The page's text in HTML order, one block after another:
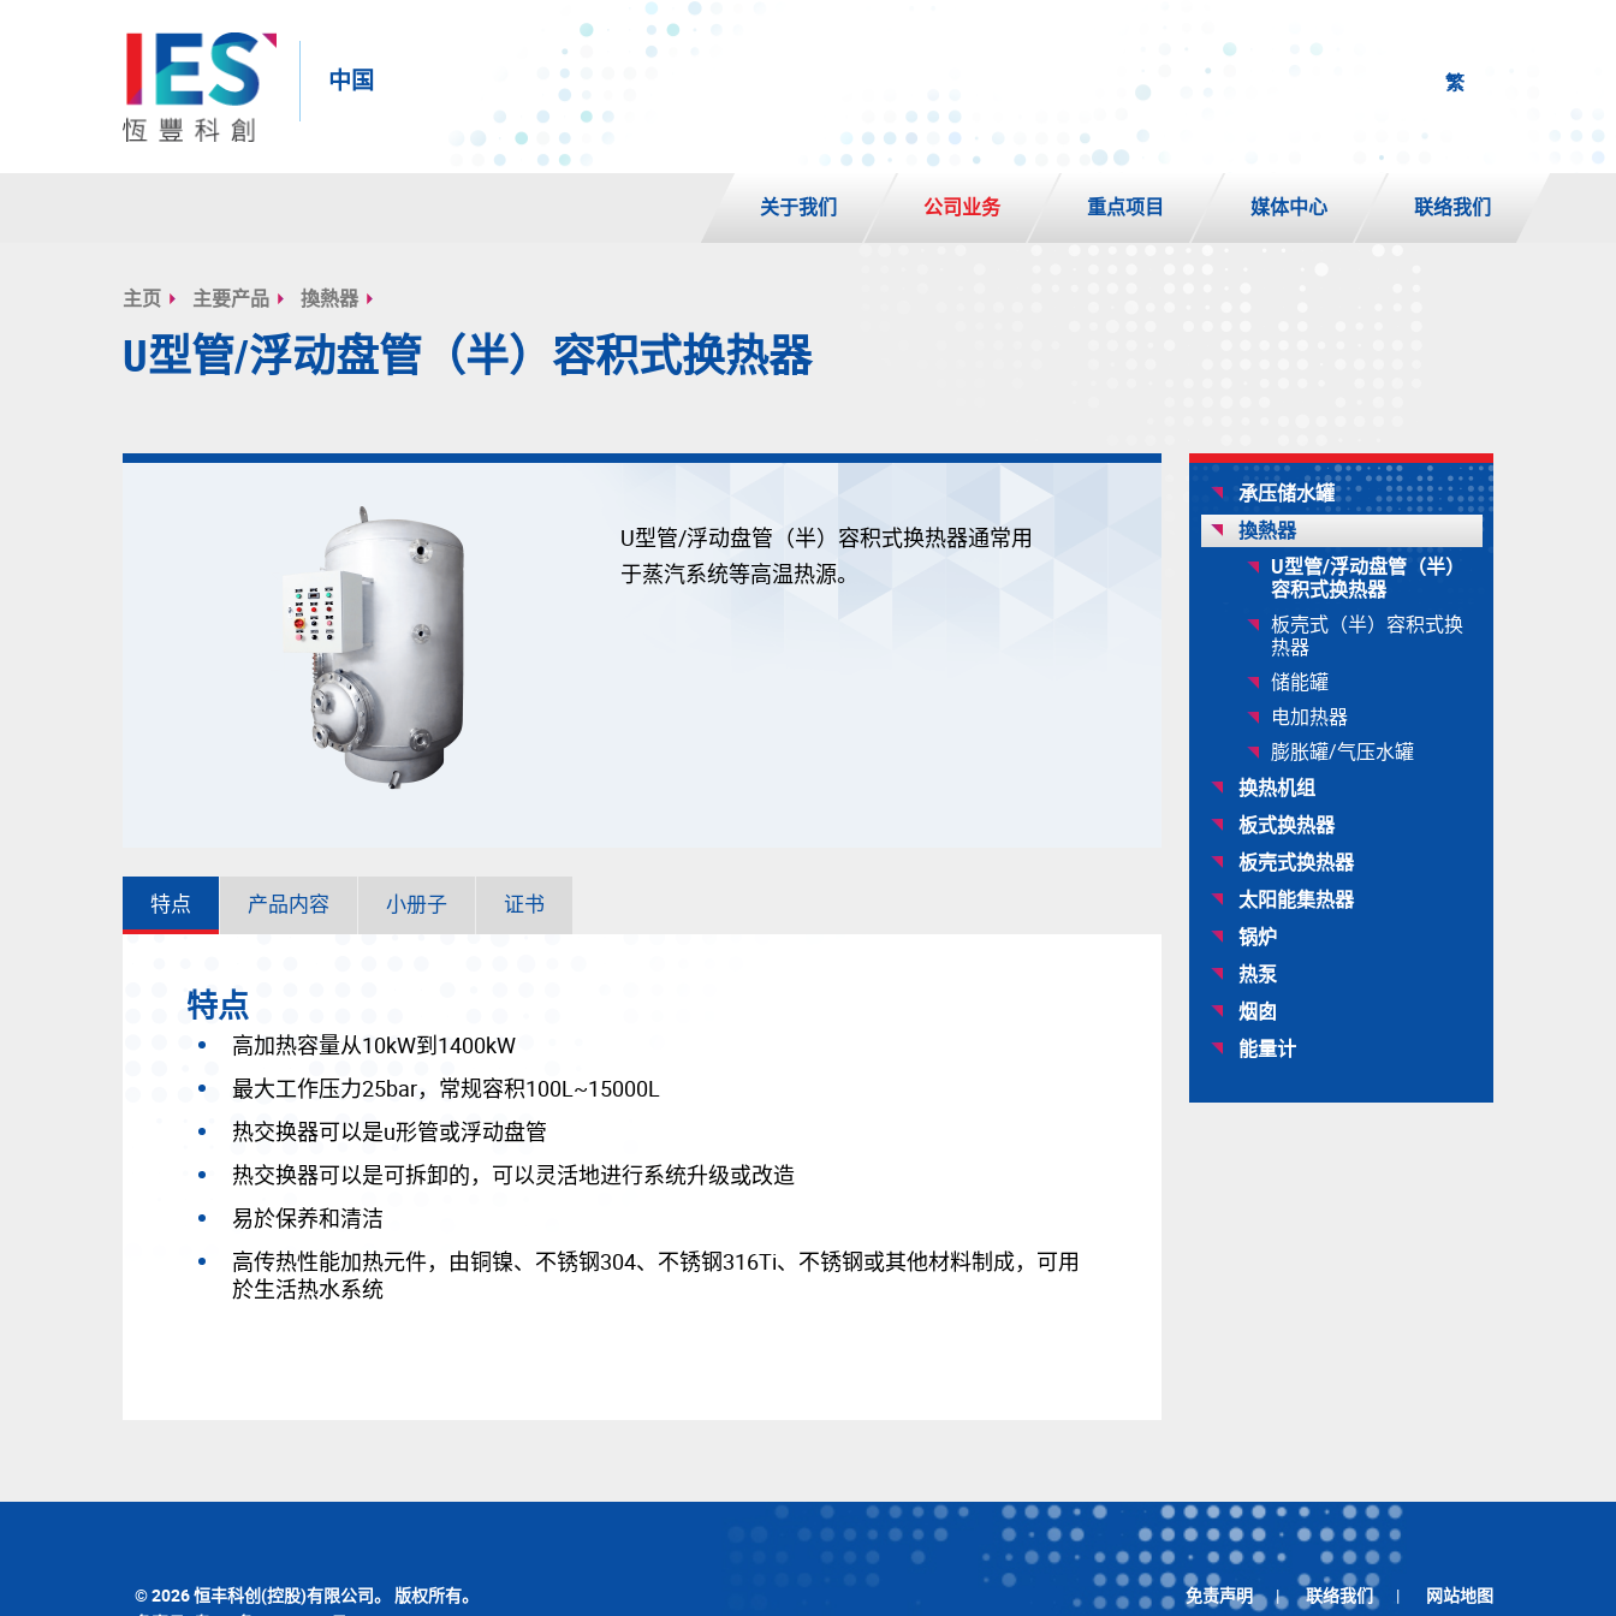
中国 繁
关于我们 公司业务 重点项目 媒体中心 联络我们
主页 主要产品 換熱器
U型管/浮动盘管（半）容积式换热器
承压储水罐
換熱器
U型管/浮动盘管（半）
容积式换热器
板壳式（半）容积式换
热器
储能罐
电加热器
膨胀罐/气压水罐
换热机组
板式换热器
板壳式换热器
太阳能集热器
锅炉
热泵
烟囱
能量计
U型管/浮动盘管（半）容积式换热器通常用
于蒸汽系统等高温热源。
特点 产品内容 小册子 证书
特点
高加热容量从10kW到1400kW
最大工作压力25bar，常规容积100L~15000L
热交换器可以是u形管或浮动盘管
热交换器可以是可拆卸的，可以灵活地进行系统升级或改造
易於保养和清洁
高传热性能加热元件，由铜镍、不锈钢304、不锈钢316Ti、不锈钢或其他材料制成，可用
於生活热水系统
© 2026 恒丰科创(控股)有限公司。 版权所有。
免责声明 联络我们 网站地图